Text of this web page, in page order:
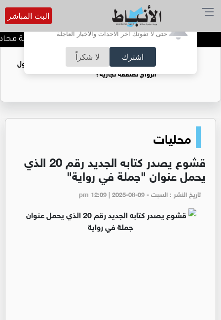
أترغب في تفعيل الإشعارات؟
حتى لا تفوتك آخر الأحداث والأخبار العاجلة
اشترك لا شكراً
البث المباشر
كيف تحافظ على خصوصية
فتيات يستغللنه لتحقيق مكاسب مادية.. هل تحول
الزواج لصفقة تجارية؟
محليات
قشوع يصدر كتابه الجديد رقم 20 الذي
يحمل عنوان "جملة في رواية"
تاريخ النشر : السبت - pm 12:09 | 2025-08-09